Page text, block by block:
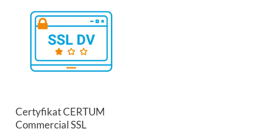
Certyfikat CERTUM
Commercial SSL